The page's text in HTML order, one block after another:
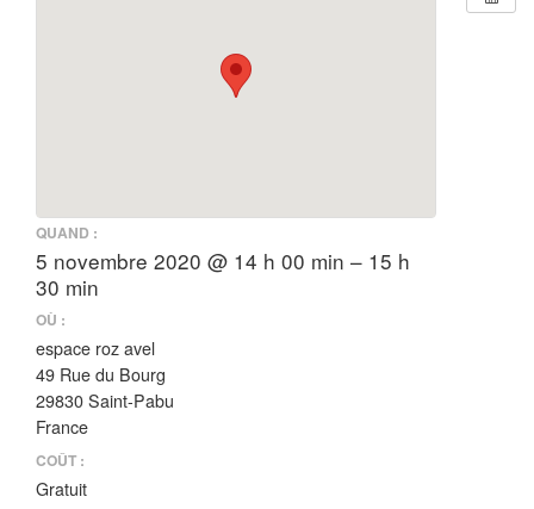
QUAND :
5 novembre 2020 @ 14 h 00 min – 15 h
30 min
OÙ :
espace roz avel
49 Rue du Bourg
29830 Saint-Pabu
France
COÛT :
Gratuit